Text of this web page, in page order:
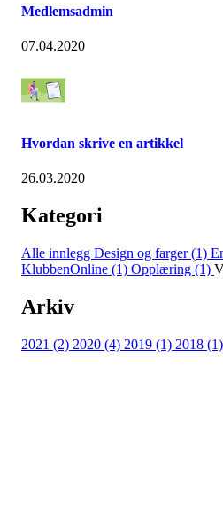
Medlemsadmin
07.04.2020
Hvordan skrive en artikkel
26.03.2020
Kategori
Alle innlegg Design og farger (1)
KlubbenOnline (1) Opplæring (1)
Arkiv
2021 (2) 2020 (4) 2019 (1) 2018 (1)